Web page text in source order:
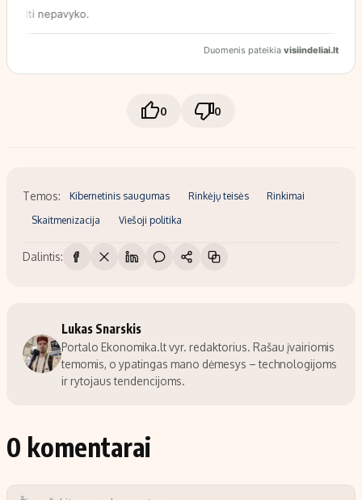
0 0
Temos: Kibernetinis saugumas Rinkėjų teisės Rinkimai
Skaitmenizacija Viešoji politika
Dalintis:
Lukas Snarskis
Portalo Ekonomika.lt vyr. redaktorius. Rašau įvairiomis
temomis, o ypatingas mano dėmesys – technologijoms
ir rytojaus tendencijoms.
0 komentarai